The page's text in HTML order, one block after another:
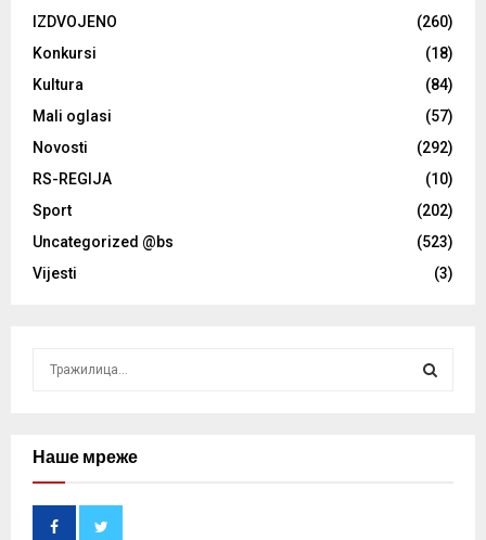
IZDVOJENO
(260)
Konkursi
(18)
Kultura
(84)
Mali oglasi
(57)
Novosti
(292)
RS-REGIJA
(10)
Sport
(202)
Uncategorized @bs
(523)
Vijesti
(3)
cНаше мреже